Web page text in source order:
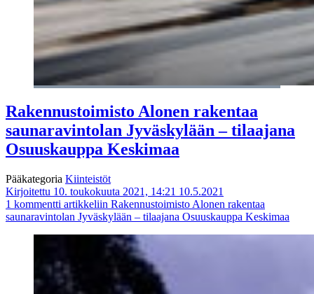
Rakennustoimisto Alonen rakentaa
saunaravintolan Jyväskylään – tilaajana
Osuuskauppa Keskimaa
Pääkategoria Kiinteistöt
Kirjoitettu 10. toukokuuta 2021, 14:21 10.5.2021
1 kommentti artikkeliin Rakennustoimisto Alonen rakentaa
saunaravintolan Jyväskylään – tilaajana Osuuskauppa Keskimaa